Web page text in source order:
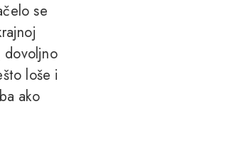
se
dovoljno
loše i
ako